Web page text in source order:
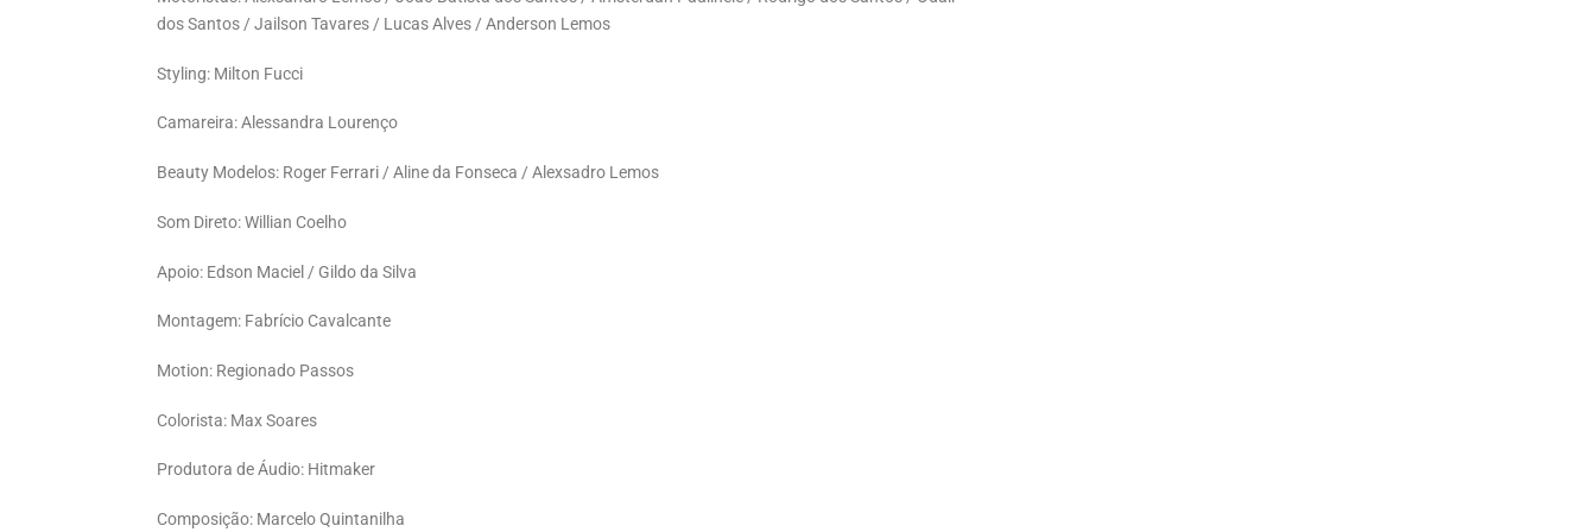
dos Santos / Jailson Tavares / Lucas Alves / Anderson Lemos
Styling: Milton Fucci
Camareira: Alessandra Lourenço
Beauty Modelos: Roger Ferrari / Aline da Fonseca / Alexsadro Lemos
Som Direto: Willian Coelho
Apoio: Edson Maciel / Gildo da Silva
Montagem: Fabrício Cavalcante
Motion: Regionado Passos
Colorista: Max Soares
Produtora de Áudio: Hitmaker
Composição: Marcelo Quintanilha